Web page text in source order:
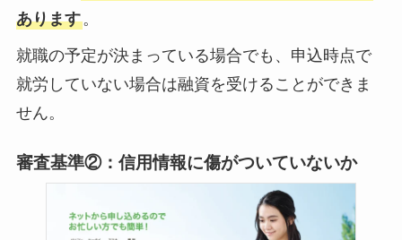
あります。
就職の予定が決まっている場合でも、申込時点で
就労していない場合は融資を受けることができま
せん。
審査基準②：信用情報に傷がついていないか